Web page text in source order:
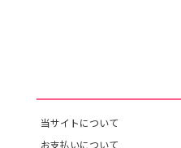
当サイトについて
お支払いについて